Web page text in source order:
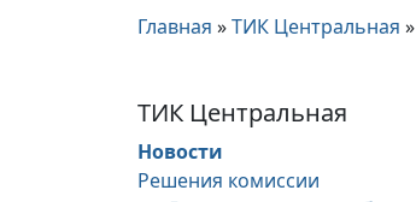
Главная »ТИК Центральная »
ТИК Центральная
Новости
Решения комиссии